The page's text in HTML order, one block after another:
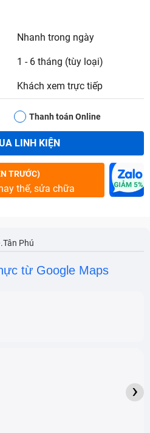
Nhanh trong ngày
1 - 6 tháng (tùy loại)
Khách xem trực tiếp
Thanh toán Online
LINH KIỆN
TRƯỚC)
thế, sửa chữa
Phú
từ Google Maps
›